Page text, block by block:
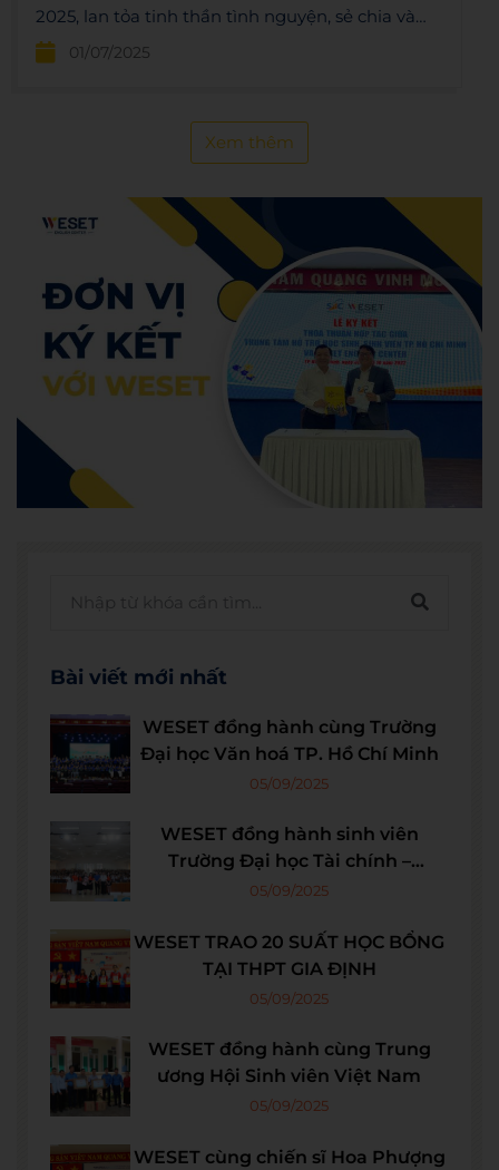
2025, lan tỏa tinh thần tình nguyện, sẻ chia và
cống hiến vì cộng đồng tại TP.HCM.
01/07/2025
Xem thêm
Bài viết mới nhất
WESET đồng hành cùng Trường
Đại học Văn hoá TP. Hồ Chí Minh
05/09/2025
WESET đồng hành sinh viên
Trường Đại học Tài chính –
Marketing
05/09/2025
WESET TRAO 20 SUẤT HỌC BỔNG
TẠI THPT GIA ĐỊNH
05/09/2025
WESET đồng hành cùng Trung
ương Hội Sinh viên Việt Nam
05/09/2025
WESET cùng chiến sĩ Hoa Phượng